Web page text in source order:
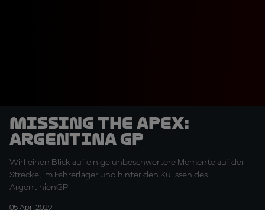
Missing the Apex:
Argentina GP
Wirf einen Blick auf einige unbeschwertere Momente auf der
Strecke, im Fahrerlager und hinter den Kulissen des
ArgentinienGP
05 Apr. 2019